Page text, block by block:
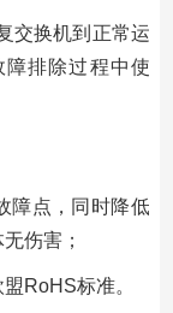
交换机到正常运
排除过程中使
障点，同时降低
伤害；
RoHS标准。